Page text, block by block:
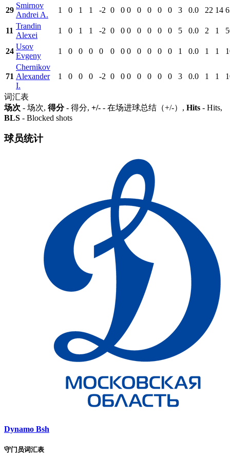
29
Smirnov
Andrei A.
1 0 1 1 -2 0 0 0 0 0 0 0 3 0.0 22 14
11
Trandin
Alexei
1 0 1 1 -2 0 0 0 0 0 0 0 5 0.0 2 1
24
Usov
Evgeny
1 0 0 0 0 0 0 0 0 0 0 0 1 0.0 1 1
71
Chernikov
Alexander
I.
1 0 0 0 -2 0 0 0 0 0 0 0 3 0.0 1 1
词汇表
场次 - 场次, 得分- 得分, +/- - 在场进球总结（+/-）, Hits - Hits,
BLS - Blocked shots
球员统计
Dynamo Bsh
守门员词汇表